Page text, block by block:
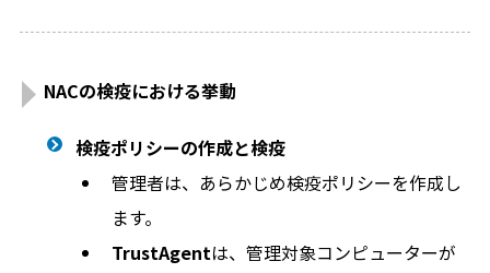
NACの検疫における挙動
検疫ポリシーの作成と検疫
管理者は、あらかじめ検疫ポリシーを作成し
ます。
TrustAgentは、管理対象コンピューターが